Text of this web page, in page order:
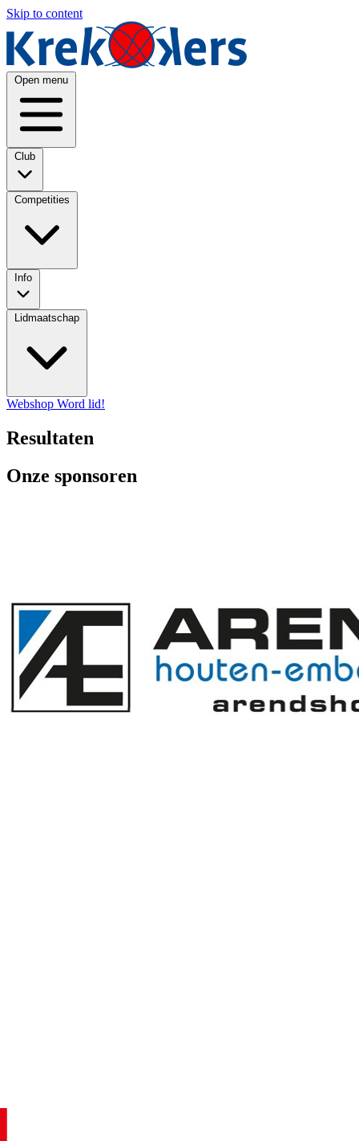
Skip to content
Open menu
Club
Competities
Info
Lidmaatschap
Webshop Word lid!
Resultaten
Onze sponsoren